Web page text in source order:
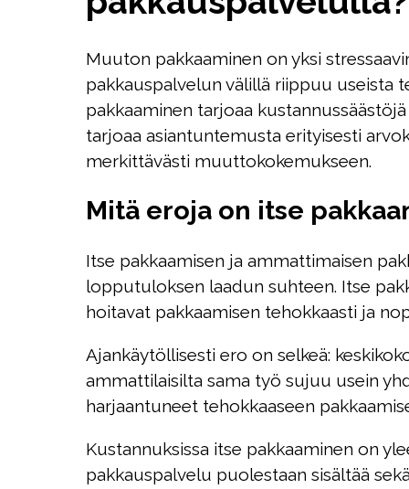
Muuton pakkaaminen on yksi
pakkauspalvelun välillä riippuu useista
pakkaaminen tarjoaa
tarjoaa asiantuntemusta erityisesti
merkittävästi muuttokokemukseen.
Mitä eroja on itse
Itse pakkaamisen ja ammattimaisen
lopputuloksen laadun suhteen. Itse
hoitavat pakkaamisen tehokkaasti ja
Ajankäytöllisesti ero on selkeä:
ammattilaisilta sama työ sujuu usein
harjaantuneet tehokkaaseen
Kustannuksissa itse pakkaaminen on
pakkauspalvelu puolestaan sisältää